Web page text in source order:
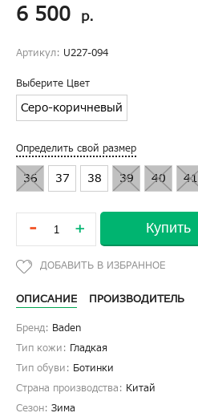
6 500 р.
Артикул: U227-094
Выберите Цвет
Серо-коричневый
Определить свой размер
36 37 38 39 40 41
- + Купить
ОПИСАНИЕ ПРОИЗВОДИТЕЛЬ
Бренд: Baden
Тип кожи: Гладкая
Тип обуви: Ботинки
Страна производства: Китай
Сезон: Зима